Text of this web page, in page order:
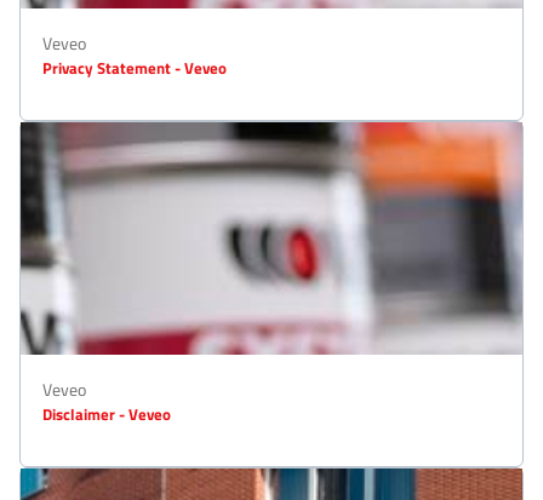
Veveo
Privacy Statement - Veveo
Veveo
Disclaimer - Veveo